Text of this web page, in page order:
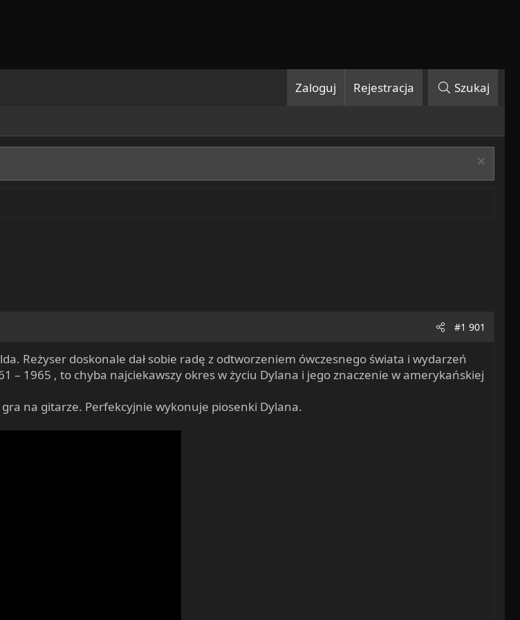
Zaloguj Rejestracja Szukaj
#1 901
Reżyser doskonale dał sobie radę z odtworzeniem ówczesnego świata i wydarzeń
– 1965 , to chyba najciekawszy okres w życiu Dylana i jego znaczenie w amerykańskiej
na gitarze. Perfekcyjnie wykonuje piosenki Dylana.